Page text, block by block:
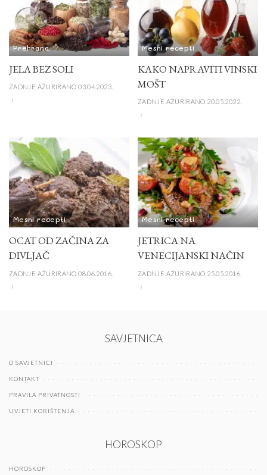
Prehrana
JELA BEZ SOLI
ZADNJE AŽURIRANO 03.04.2023.
Mesni recepti
KAKO NAPRAVITI VINSKI
MOŠT
ZADNJE AŽURIRANO 20.05.2022.
Mesni recepti
OCAT OD ZAČINA ZA
DIVLJAČ
ZADNJE AŽURIRANO 08.06.2016.
Mesni recepti
JETRICA NA
VENECIJANSKI NAČIN
ZADNJE AŽURIRANO 25.05.2016.
SAVJETNICA
O SAVJETNICI
KONTAKT
PRAVILA PRIVATNOSTI
UVJETI KORIŠTENJA
HOROSKOP
HOROSKOP